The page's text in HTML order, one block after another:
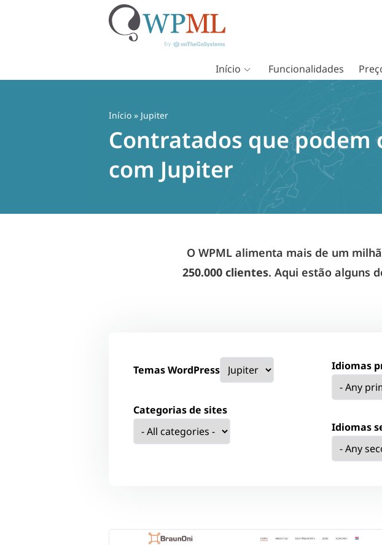
Início Funcionalidades
Início » Jupiter
Contratados que
com Jupiter
O WPML alimenta mais de um
250.000 clientes. Aqui estão alguns
Temas WordPress
Categorias de sites
Idiomas
Idiomas